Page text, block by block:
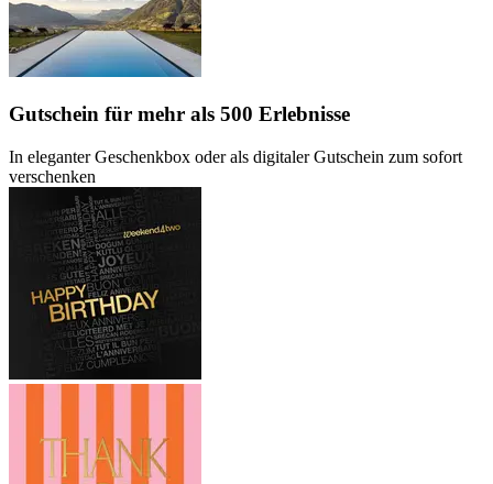
Gutschein für mehr als 500 Erlebnisse
In eleganter Geschenkbox oder als digitaler Gutschein zum sofort
verschenken